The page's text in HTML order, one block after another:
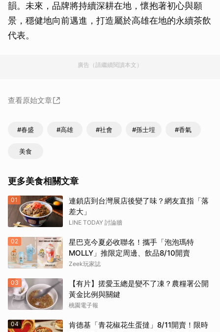
韻。未來，品牌將持續深耕在地，懷抱著初心與願
景，穩健地向前邁進，打造屬於高雄在地的永續茶飲
代表。
廣告（請繼續閱讀本文）
查看原始文章
#春盛 #高雄 #社會 #孫士埕 #香氣
美食
更多美食相關文章
01
連鎖店到台灣展店後變了味？網友直指「落
差大」
LINE TODAY 討論牆
02
星巴克今夏必收聯名！攜手「泡泡瑪特
MOLLY」推限定周邊、飲品8/10開賣
Zeek玩家誌
03
【有片】搓愛玉總是變不了凍？農糧署公開
黃金比例與關鍵
桃園電子報
04
肯德基「青花椒花生蛋撻」8/11開賣！限時